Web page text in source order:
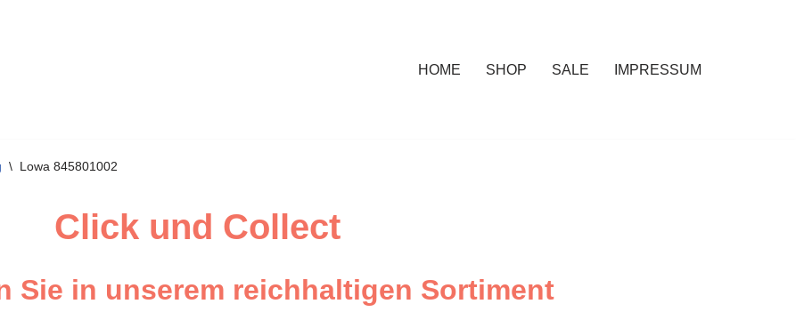
HOME SHOP SALE IMPRESSUM
\ Lowa 845801002
Click und Collect
Sie in unserem reichhaltigen Sortiment